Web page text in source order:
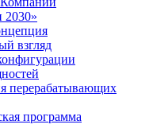
2030»
взгляд
перерабатывающих
программа